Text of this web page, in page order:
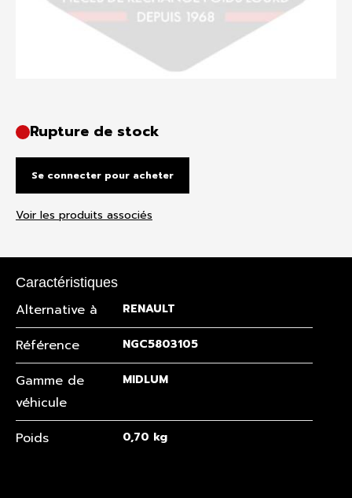
Rupture de stock
Se connecter pour acheter
Voir les produits associés
Caractéristiques
Alternative à RENAULT
Référence NGC5803105
Gamme de
véhicule
MIDLUM
Poids 0,70 kg